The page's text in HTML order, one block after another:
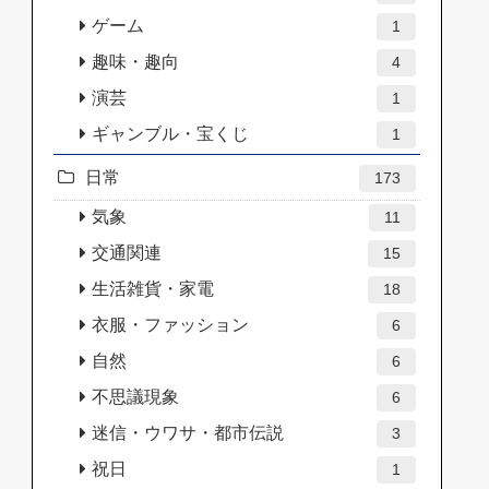
ゲーム 1
趣味・趣向 4
演芸 1
ギャンブル・宝くじ 1
日常 173
気象 11
交通関連 15
生活雑貨・家電 18
衣服・ファッション 6
自然 6
不思議現象 6
迷信・ウワサ・都市伝説 3
祝日 1